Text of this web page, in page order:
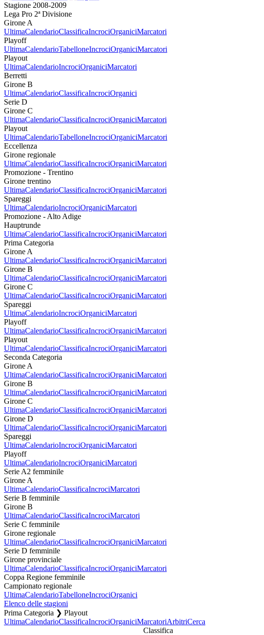
Stagione 2008-2009
Lega Pro 2ª Divisione
Girone A
UltimaCalendarioClassificaIncrociOrganiciMarcatori
Playoff
UltimaCalendarioTabelloneIncrociOrganiciMarcatori
Playout
UltimaCalendarioIncrociOrganiciMarcatori
Berretti
Girone B
UltimaCalendarioClassificaIncrociOrganici
Serie D
Girone C
UltimaCalendarioClassificaIncrociOrganiciMarcatori
Playout
UltimaCalendarioTabelloneIncrociOrganiciMarcatori
Eccellenza
Girone regionale
UltimaCalendarioClassificaIncrociOrganiciMarcatori
Promozione - Trentino
Girone trentino
UltimaCalendarioClassificaIncrociOrganiciMarcatori
Spareggi
UltimaCalendarioIncrociOrganiciMarcatori
Promozione - Alto Adige
Hauptrunde
UltimaCalendarioClassificaIncrociOrganiciMarcatori
Prima Categoria
Girone A
UltimaCalendarioClassificaIncrociOrganiciMarcatori
Girone B
UltimaCalendarioClassificaIncrociOrganiciMarcatori
Girone C
UltimaCalendarioClassificaIncrociOrganiciMarcatori
Spareggi
UltimaCalendarioIncrociOrganiciMarcatori
Playoff
UltimaCalendarioClassificaIncrociOrganiciMarcatori
Playout
UltimaCalendarioClassificaIncrociOrganiciMarcatori
Seconda Categoria
Girone A
UltimaCalendarioClassificaIncrociOrganiciMarcatori
Girone B
UltimaCalendarioClassificaIncrociOrganiciMarcatori
Girone C
UltimaCalendarioClassificaIncrociOrganiciMarcatori
Girone D
UltimaCalendarioClassificaIncrociOrganiciMarcatori
Spareggi
UltimaCalendarioIncrociOrganiciMarcatori
Playoff
UltimaCalendarioIncrociOrganiciMarcatori
Serie A2 femminile
Girone A
UltimaCalendarioClassificaIncrociMarcatori
Serie B femminile
Girone B
UltimaCalendarioClassificaIncrociMarcatori
Serie C femminile
Girone regionale
UltimaCalendarioClassificaIncrociOrganiciMarcatori
Serie D femminile
Girone provinciale
UltimaCalendarioClassificaIncrociOrganiciMarcatori
Coppa Regione femminile
Campionato regionale
UltimaCalendarioTabelloneIncrociOrganici
Elenco delle stagioni
Prima Categoria ❯ Playout
UltimaCalendarioClassificaIncrociOrganiciMarcatoriArbitriCerca
Classifica